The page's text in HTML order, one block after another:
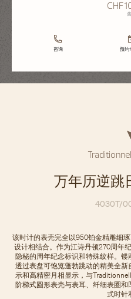
咨询 预约
万年历逆跳
4030T/
该时计的表壳完全以950铂金精雕细
设计相结合。作为江诗丹顿270周年
隐秘的周年纪念标识和特殊纹样。镂
透过表盘可饱览蓬勃跳动的精美全
示和高精密月相显示，与
阶梯式圆形表壳与表耳、纤细表圈
式时针